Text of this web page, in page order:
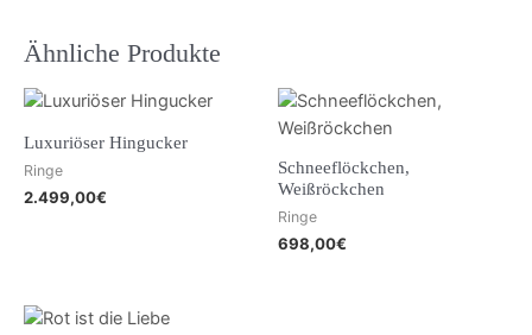
Ähnliche Produkte
Luxuriöser Hingucker
Ringe
2.499,00€
Schneeflöckchen,
Weißröckchen
Ringe
698,00€